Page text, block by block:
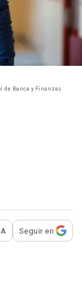
de Banca y Finanzas.
para
Seguir en